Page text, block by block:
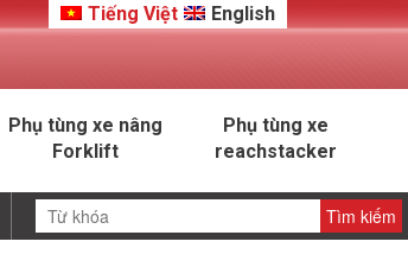
Tiếng Việt English
Phụ tùng xe nâng
Forklift
Phụ tùng xe
reachstacker